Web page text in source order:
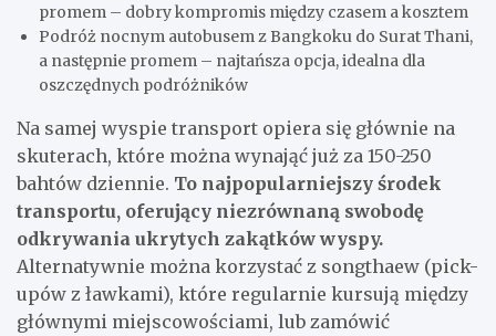
promem – dobry kompromis między czasem a kosztem
Podróż nocnym autobusem z Bangkoku do Surat Thani,
a następnie promem – najtańsza opcja, idealna dla
oszczędnych podróżników
Na samej wyspie transport opiera się głównie na
skuterach, które można wynająć już za 150-250
bahtów dziennie. To najpopularniejszy środek
transportu, oferujący niezrównaną swobodę
odkrywania ukrytych zakątków wyspy.
Alternatywnie można korzystać z songthaew (pick-
upów z ławkami), które regularnie kursują między
głównymi miejscowościami, lub zamówić